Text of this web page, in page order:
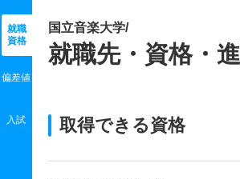
就職
資格
偏差値
入試
国立音楽大学/
就職先・資格・
取得できる資格